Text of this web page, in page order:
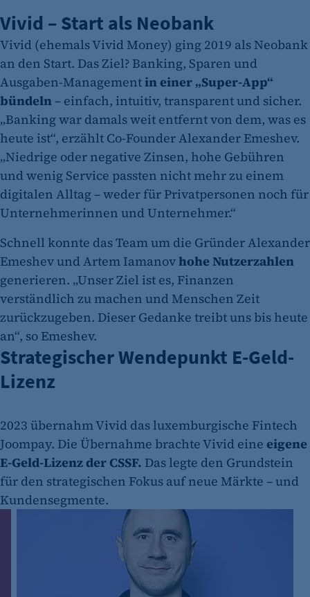
Vivid – Start als Neobank
Vivid (ehemals Vivid Money) ging 2019 als Neobank
an den Start. Das Ziel? Banking, Sparen und
Ausgaben-Managementin einer „Super-App“
bündeln – einfach, intuitiv, transparent und sicher.
„Banking war damals weit entfernt von dem, was es
heute ist“, erzählt Co-Founder Alexander Emeshev.
„Niedrige oder negative Zinsen, hohe Gebühren
und wenig Service passten nicht mehr zu einem
digitalen Alltag – weder für Privatpersonen noch für
Unternehmerinnen und Unternehmer.“
Schnell konnte das Team um die Gründer Alexander
Emeshev und Artem Iamanovhohe Nutzerzahlen
generieren. „Unser Ziel ist es, Finanzen
verständlich zu machen und Menschen Zeit
zurückzugeben. Dieser Gedanke treibt uns bis heute
an“, so Emeshev.
Strategischer Wendepunkt E-Geld-
Lizenz
2023 übernahm Vivid das luxemburgische Fintech
Joompay. Die Übernahme brachte Vivid eine eigene
E-Geld-Lizenz der CSSF. Das legte den Grundstein
für den strategischen Fokus auf neue Märkte – und
Kundensegmente.